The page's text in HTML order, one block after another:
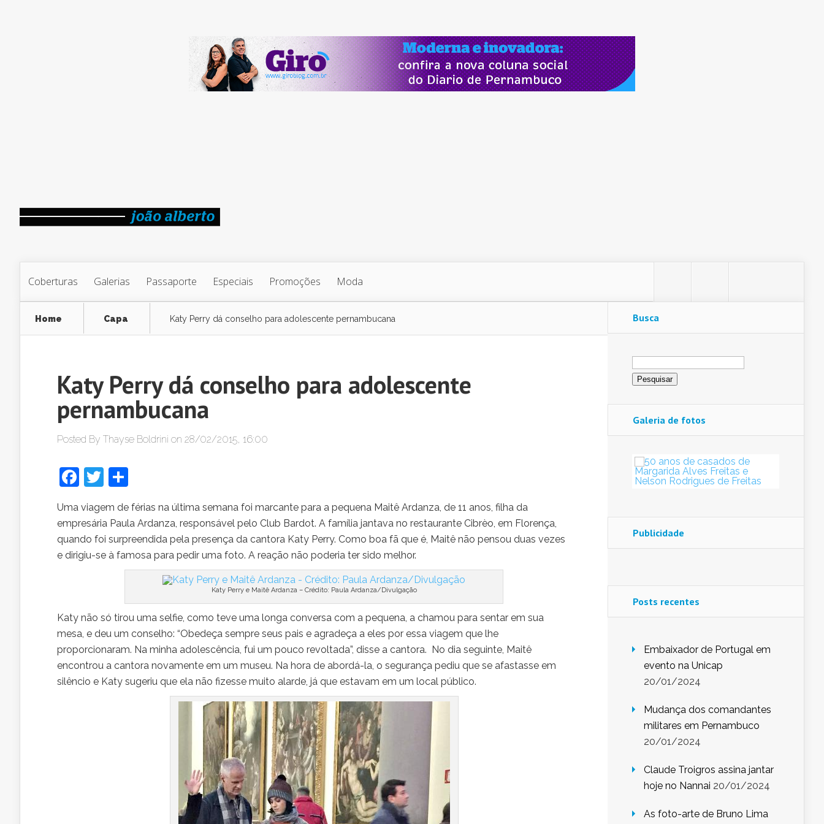
Coberturas Galerias Passaporte Especiais Promoções Moda
Home Capa Katy Perry dá conselho para adolescente pernambucana
Katy Perry dá conselho para adolescente
pernambucana
Posted By Thayse Boldrini on 28/02/2015, 16:00
Facebook
Twitter
Uma viagem de férias na última semana foi marcante para a pequena Maitê Ardanza, de 11 anos, filha da
empresária Paula Ardanza, responsável pelo Club Bardot. A família jantava no restaurante Cibrèo, em Florença,
quando foi surpreendida pela presença da cantora Katy Perry. Como boa fã que é, Maitê não pensou duas vezes
e dirigiu-se à famosa para pedir uma foto. A reação não poderia ter sido melhor.
Katy Perry e Maitê Ardanza – Crédito: Paula Ardanza/Divulgação
Katy não só tirou uma selfie, como teve uma longa conversa com a pequena, a chamou para sentar em sua
mesa, e deu um conselho: “Obedeça sempre seus pais e agradeça a eles por essa viagem que lhe
proporcionaram. Na minha adolescência, fui um pouco revoltada”, disse a cantora. No dia seguinte, Maitê
encontrou a cantora novamente em um museu. Na hora de abordá-la, o segurança pediu que se afastasse em
silêncio e Katy sugeriu que ela não fizesse muito alarde, já que estavam em um local público.
Busca
Pesquisar
por:
Galeria de fotos
Publicidade
Posts recentes
Embaixador de Portugal em
evento na Unicap
20/01/2024
Mudança dos comandantes
militares em Pernambuco
20/01/2024
Claude Troigros assina jantar
hoje no Nannai 20/01/2024
As foto-arte de Bruno Lima